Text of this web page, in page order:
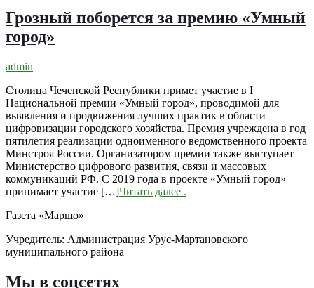
Грозный поборется за премию «Умный
город»
admin
Столица Чеченской Республики примет участие в I
Национальной премии «Умный город», проводимой для
выявления и продвижения лучших практик в области
цифровизации городского хозяйства. Премия учреждена в год
пятилетия реализации одноименного ведомственного проекта
Минстроя России. Организатором премии также выступает
Министерство цифрового развития, связи и массовых
коммуникаций РФ. С 2019 года в проекте «Умный город»
принимает участие […]Читать далее .
Газета «Маршо»
Учредитель: Администрация Урус-Мартановского
муниципального района
Мы в соцсетях